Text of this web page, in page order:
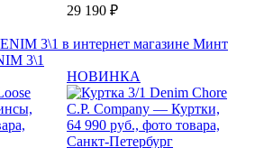
29 190 ₽
3\1
НОВИНКА